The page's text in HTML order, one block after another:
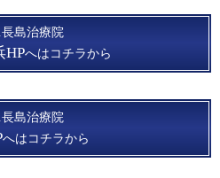
島治療院
HPへはコチラから
島治療院
へはコチラから